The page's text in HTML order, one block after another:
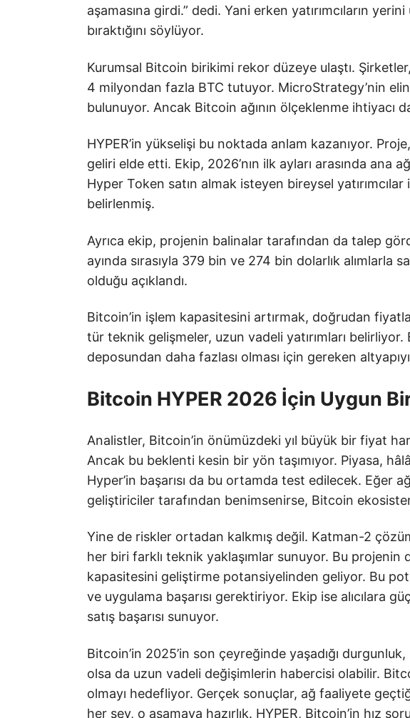
aşamasına girdi.” dedi. Yani erken yatırımcıların
bıraktığını söylüyor.
Kurumsal Bitcoin birikimi rekor düzeye ulaştı.
4 milyondan fazla BTC tutuyor. MicroStrategy’nin
bulunuyor. Ancak Bitcoin ağının ölçeklenme ihtiyacı
HYPER’in yükselişi bu noktada anlam kazanıyor.
geliri elde etti. Ekip, 2026’nın ilk ayları arasında ana
Hyper Token satın almak isteyen bireysel
belirlenmiş.
Ayrıca ekip, projenin balinalar tarafından da talep
ayında sırasıyla 379 bin ve 274 bin dolarlık alımlarla
olduğu açıklandı.
Bitcoin’in işlem kapasitesini artırmak, doğrudan
tür teknik gelişmeler, uzun vadeli yatırımları
deposundan daha fazlası olması için gereken
Bitcoin HYPER 2026 İçin Uygun
Analistler, Bitcoin’in önümüzdeki yıl büyük bir fiyat
Ancak bu beklenti kesin bir yön taşımıyor. Piyasa,
Hyper’in başarısı da bu ortamda test edilecek. Eğer
geliştiriciler tarafından benimsenirse, Bitcoin
Yine de riskler ortadan kalkmış değil. Katman-2
her biri farklı teknik yaklaşımlar sunuyor. Bu projenin
kapasitesini geliştirme potansiyelinden geliyor. Bu
ve uygulama başarısı gerektiriyor. Ekip ise alıcılara
satış başarısı sunuyor.
Bitcoin’in 2025’in son çeyreğinde yaşadığı
olsa da uzun vadeli değişimlerin habercisi olabilir.
olmayı hedefliyor. Gerçek sonuçlar, ağ faaliyete
her şey, o aşamaya hazırlık. HYPER, Bitcoin’in hız